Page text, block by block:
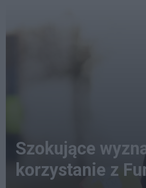
Szokujące
korzystanie z